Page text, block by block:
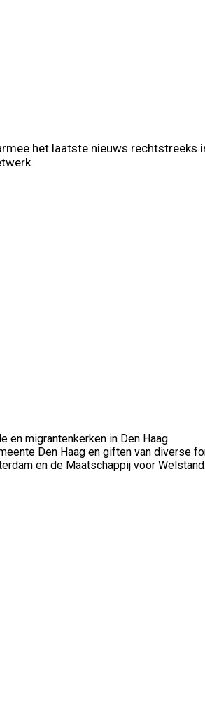
het laatste nieuws
en migrantenkerken in Den Haag.
Den Haag en giften van diverse
en de Maatschappij voor Welstand.